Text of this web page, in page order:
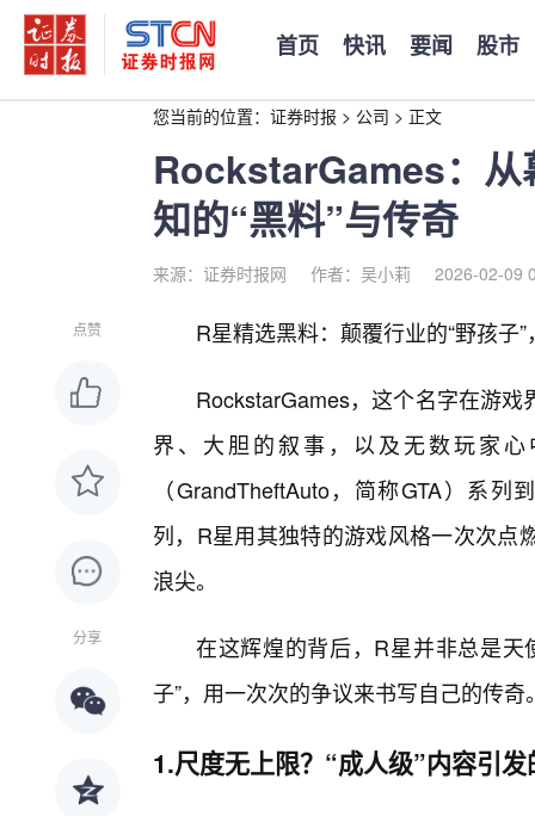
首页 快讯 要闻 股市
您当前的位置： 证券时报 > 公司 > 正文
RockstarGames：从
知的“黑料”与传奇
来源：证券时报网 作者：吴小莉 2026-02-09
点赞
分享
R星精选黑料：颠覆行业的“野孩子
RockstarGames，这个名字在游
界、大胆的叙事，以及无数玩家
（GrandTheftAuto，简称GTA）系
列，R星用其独特的游戏风格一次次点
浪尖。
在这辉煌的背后，R星并非总是
子”，用一次次的争议来书写自己的传奇
1.尺度无上限？“成人级”内容引